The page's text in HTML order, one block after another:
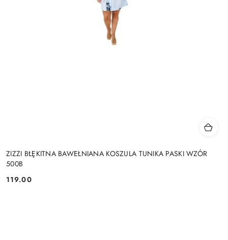
ZIZZI BŁĘKITNA BAWEŁNIANA KOSZULA TUNIKA PASKI WZÓR
500B
Cena:
119.00